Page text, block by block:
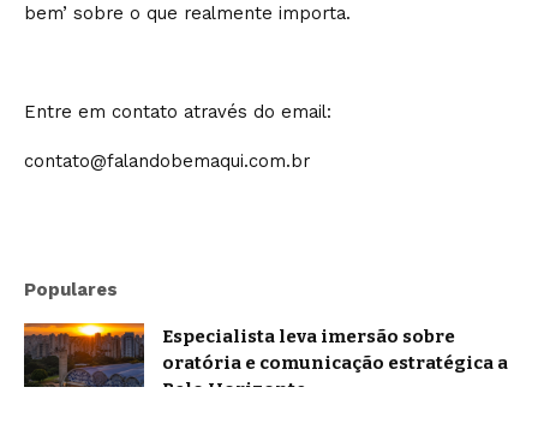
bem’ sobre o que realmente importa.
Entre em contato através do email:
contato@falandobemaqui.com.br
Populares
Especialista leva imersão sobre
oratória e comunicação estratégica a
Belo Horizonte